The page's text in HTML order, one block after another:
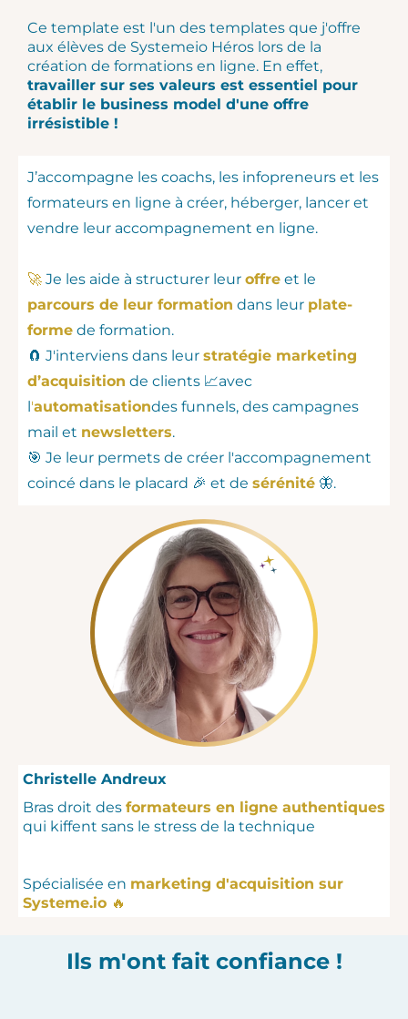
Ce template est l'un des templates que j'offre
aux élèves de Systemeio Héros lors de la
création de formations en ligne. En effet,
travailler sur ses valeurs est essentiel pour
établir le business model d'une offre
irrésistible !
J’accompagne les coachs, les infopreneurs et les
formateurs en ligne à créer, héberger, lancer et
vendre leur accompagnement en ligne.
🚀 Je les aide à structurer leur offre et le
parcours de leur formation dans leur plate-
forme de formation.
🧲 J'interviens dans leur stratégie marketing
d’acquisition de clients 📈avec
l'automatisationdes funnels, des campagnes
mail et newsletters.
🎯 Je leur permets de créer l'accompagnement
coincé dans le placard 🎉 et de sérénité 🦋.
Christelle Andreux
Bras droit des formateurs en ligne authentiques
qui kiffent sans le stress de la technique
Spécialisée en marketing d'acquisition sur
Systeme.io 🔥
Ils m'ont fait confiance !